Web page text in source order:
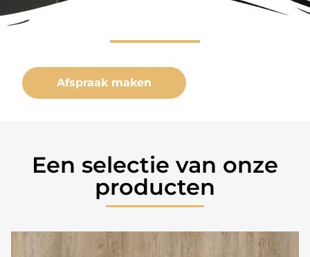
Afspraak maken
Een selectie van onze
producten